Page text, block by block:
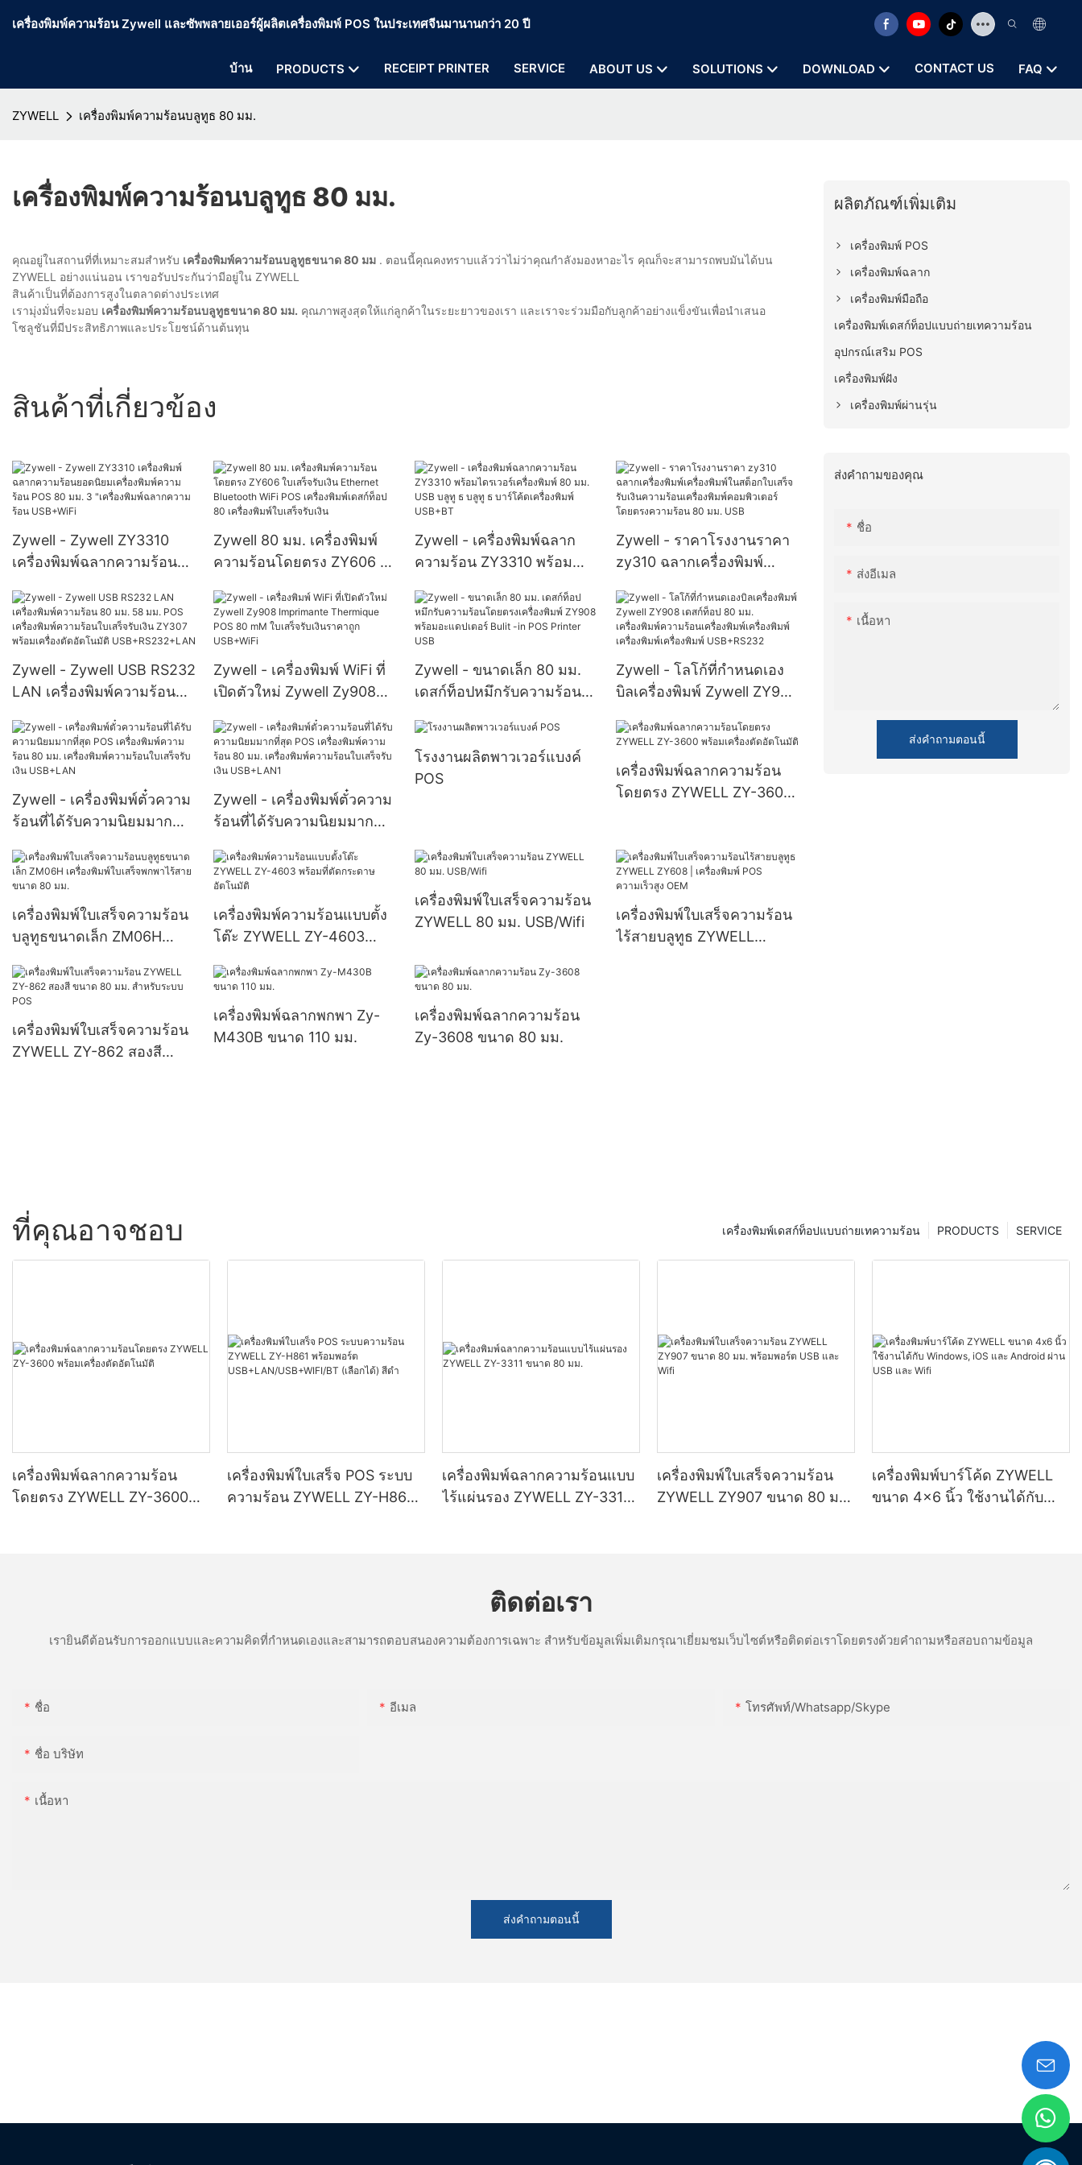
เครื่องพิมพ์ความร้อน Zywell และซัพพลายเออร์ผู้ผลิตเครื่องพิมพ์ POS ในประเทศจีนมานานกว่า 20 ปี
บ้าน PRODUCTS RECEIPT PRINTER SERVICE ABOUT US SOLUTIONS DOWNLOAD CONTACT US FAQ
ZYWELL เครื่องพิมพ์ความร้อนบลูทูธ 80 มม.
เครื่องพิมพ์ความร้อนบลูทูธ 80 มม.
คุณอยู่ในสถานที่ที่เหมาะสมสำหรับ เครื่องพิมพ์ความร้อนบลูทูธขนาด 80 มม . ตอนนี้คุณคงทราบแล้วว่าไม่ว่าคุณกำลังมองหาอะไร คุณก็จะสามารถพบมันได้บน
ZYWELL อย่างแน่นอน เราขอรับประกันว่ามีอยู่ใน ZYWELL
สินค้าเป็นที่ต้องการสูงในตลาดต่างประเทศ
เรามุ่งมั่นที่จะมอบ เครื่องพิมพ์ความร้อนบลูทูธขนาด 80 มม. คุณภาพสูงสุดให้แก่ลูกค้าในระยะยาวของเรา และเราจะร่วมมือกับลูกค้าอย่างแข็งขันเพื่อนำเสนอ
โซลูชันที่มีประสิทธิภาพและประโยชน์ด้านต้นทุน
สินค้าที่เกี่ยวข้อง
Zywell - Zywell ZY3310
เครื่องพิมพ์ฉลากความร้อน
ร้อน POS 80 มม. 3
"เครื่องพิมพ์ฉลากความร้อน
USB+WiFi
Zywell 80 มม. เครื่องพิมพ์
ความร้อนโดยตรง ZY606 ใบ
Bluetooth WiFi POS เครื่อง
พิมพ์เดสก์ท็อป 80 เครื่องพิมพ์
ใบเสร็จรับเงิน
Zywell - เครื่องพิมพ์ฉลาก
ความร้อน ZY3310 พร้อม
USB บลูทู ธ บลูทู ธ บาร์โค้ด
เครื่องพิมพ์ USB+BT
Zywell - ราคาโรงงานราคา
zy310 ฉลากเครื่องพิมพ์
รับเงินความร้อนเครื่องพิมพ์
คอมพิวเตอร์โดยตรงความ
ร้อน 80 มม. USB
Zywell - Zywell USB RS232
LAN เครื่องพิมพ์ความร้อน
เครื่องพิมพ์ความร้อนใบเสร็จ
รับเงิน ZY307 พร้อมเครื่อง
ตัดอัตโนมัติ
USB+RS232+LAN
Zywell - เครื่องพิมพ์ WiFi ที่
เปิดตัวใหม่ Zywell Zy908
POS 80 mM ใบเสร็จรับเงิน
ราคาถูก USB+WiFi
Zywell - ขนาดเล็ก 80 มม.
เดสก์ท็อปหมึกรับความร้อน
พร้อมอะแดปเตอร์ Bulit -in
POS Printer USB
Zywell - โลโก้ที่กำหนดเอง
บิลเครื่องพิมพ์ Zywell ZY908
ความร้อนเครื่องพิมพ์
เครื่องพิมพ์เครื่องพิมพ์
เครื่องพิมพ์ USB+RS232
Zywell - เครื่องพิมพ์ตั๋วความ
ร้อนที่ได้รับความนิยมมาก
ร้อน 80 มม. เครื่องพิมพ์ความ
ร้อนใบเสร็จรับเงิน
USB+LAN
Zywell - เครื่องพิมพ์ตั๋วความ
ร้อนที่ได้รับความนิยมมาก
ร้อน 80 มม. เครื่องพิมพ์ความ
ร้อนใบเสร็จรับเงิน
USB+LAN1
โรงงานผลิตพาวเวอร์แบงค์
POS
เครื่องพิมพ์ฉลากความร้อน
โดยตรง ZYWELL ZY-3600
เครื่องพิมพ์ใบเสร็จความร้อน
บลูทูธขนาดเล็ก ZM06H
สายขนาด 80 มม.
เครื่องพิมพ์ความร้อนแบบตั้ง
โต๊ะ ZYWELL ZY-4603
เครื่องพิมพ์ใบเสร็จความร้อน
ZYWELL 80 มม. USB/Wifi
เครื่องพิมพ์ใบเสร็จความร้อน
ไร้สายบลูทูธ ZYWELL
เครื่องพิมพ์ใบเสร็จความร้อน
ZYWELL ZY-862 สองสี
เครื่องพิมพ์ฉลากพกพา Zy-
M430B ขนาด 110 มม.
เครื่องพิมพ์ฉลากความร้อน
Zy-3608 ขนาด 80 มม.
ผลิตภัณฑ์เพิ่มเติม
เครื่องพิมพ์ POS
เครื่องพิมพ์ฉลาก
เครื่องพิมพ์มือถือ
เครื่องพิมพ์เดสก์ท็อปแบบถ่ายเทความร้อน
อุปกรณ์เสริม POS
เครื่องพิมพ์ฝัง
เครื่องพิมพ์ผ่านรุ่น
ส่งคำถามของคุณ
ชื่อ
ส่งอีเมล
เนื้อหา
ส่งคำถามตอนนี้
ที่คุณอาจชอบ SERVICE
PRODUCTS
เครื่องพิมพ์เดสก์ท็อปแบบถ่ายเทความร้อน
เครื่องพิมพ์ฉลากความร้อน
โดยตรง ZYWELL ZY-3600
เครื่องพิมพ์ใบเสร็จ POS ระบบ
ความร้อน ZYWELL ZY-H861
เครื่องพิมพ์ฉลากความร้อนแบบ
ไร้แผ่นรอง ZYWELL ZY-3311
เครื่องพิมพ์ใบเสร็จความร้อน
ZYWELL ZY907 ขนาด 80 มม.
เครื่องพิมพ์บาร์โค้ด ZYWELL
ขนาด 4x6 นิ้ว ใช้งานได้กับ
ติดต่อเรา
เรายินดีต้อนรับการออกแบบและความคิดที่กำหนดเองและสามารถตอบสนองความต้องการเฉพาะ สำหรับข้อมูลเพิ่มเติมกรุณาเยี่ยมชมเว็บไซต์หรือติดต่อเราโดยตรงด้วยคำถามหรือสอบถามข้อมูล
ชื่อ อีเมล โทรศัพท์/whatsapp/skype
ชื่อ บริษัท
เนื้อหา
ส่งคำถามตอนนี้